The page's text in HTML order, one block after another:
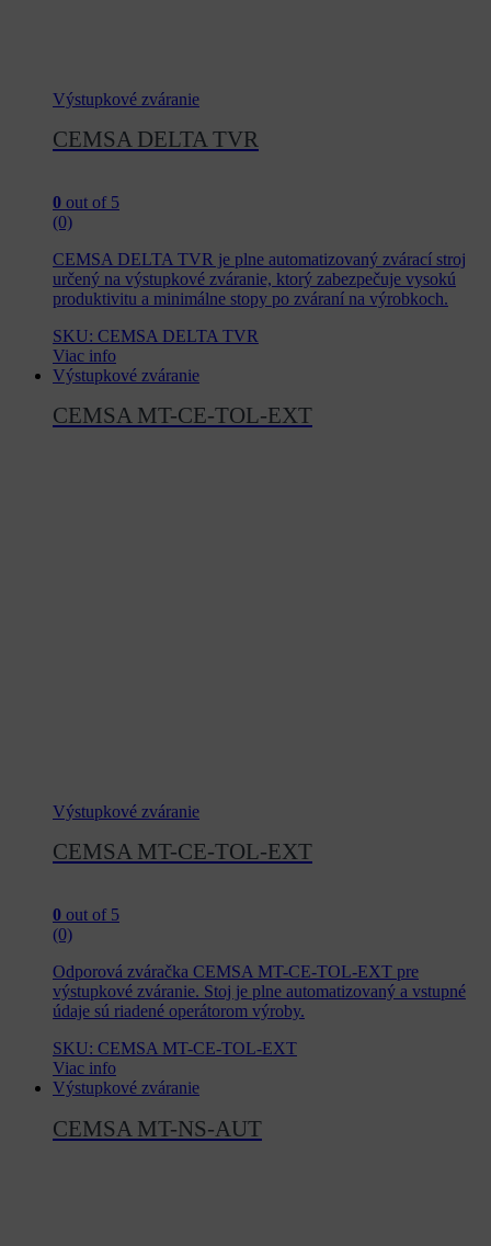
Výstupkové zváranie
CEMSA DELTA TVR
0 out of 5
(0)
CEMSA DELTA TVR je plne automatizovaný zvárací stroj
určený na výstupkové zváranie, ktorý zabezpečuje vysokú
produktivitu a minimálne stopy po zváraní na výrobkoch.
SKU: CEMSA DELTA TVR
Viac info
Výstupkové zváranie
CEMSA MT-CE-TOL-EXT
Výstupkové zváranie
CEMSA MT-CE-TOL-EXT
0 out of 5
(0)
Odporová zváračka CEMSA MT-CE-TOL-EXT pre
výstupkové zváranie. Stoj je plne automatizovaný a vstupné
údaje sú riadené operátorom výroby.
SKU: CEMSA MT-CE-TOL-EXT
Viac info
Výstupkové zváranie
CEMSA MT-NS-AUT